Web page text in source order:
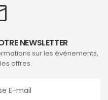
NEWSLETTER
sur les événements,
offres.